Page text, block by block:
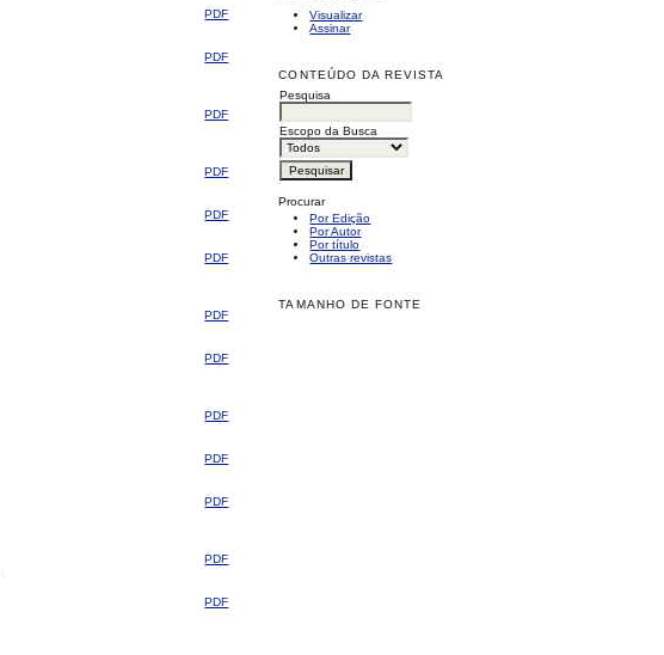
Visualizar
Assinar
CONTEÚDO DA REVISTA
Pesquisa
Escopo da Busca
Procurar
Por Edição
Por Autor
Por título
Outras revistas
TAMANHO DE FONTE
PDF
PDF
PDF
PDF
PDF
PDF
PDF
PDF
PDF
PDF
PDF
PDF
PDF